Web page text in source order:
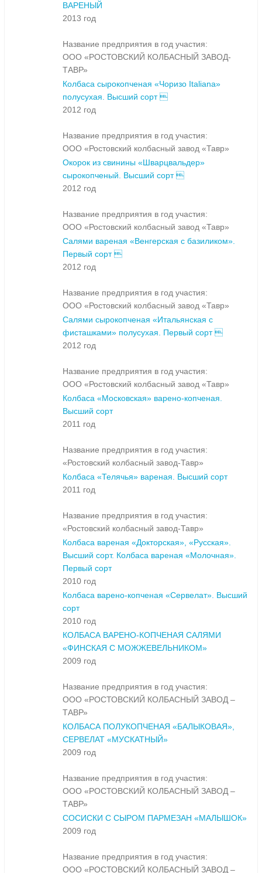
ВАРЕНЫЙ
2013 год
Название предприятия в год участия:
ООО «РОСТОВСКИЙ КОЛБАСНЫЙ ЗАВОД-
ТАВР»
Колбаса сырокопченая «Чоризо Italiana»
полусухая. Высший сорт 
2012 год
Название предприятия в год участия:
ООО «Ростовский колбасный завод «Тавр»
Окорок из свинины «Шварцвальдер»
сырокопченый. Высший сорт 
2012 год
Название предприятия в год участия:
ООО «Ростовский колбасный завод «Тавр»
Салями вареная «Венгерская с базиликом».
Первый сорт 
2012 год
Название предприятия в год участия:
ООО «Ростовский колбасный завод «Тавр»
Салями сырокопченая «Итальянская с
фисташками» полусухая. Первый сорт 
2012 год
Название предприятия в год участия:
ООО «Ростовский колбасный завод «Тавр»
Колбаса «Московская» варено-копченая.
Высший сорт
2011 год
Название предприятия в год участия:
«Ростовский колбасный завод-Тавр»
Колбаса «Телячья» вареная. Высший сорт
2011 год
Название предприятия в год участия:
«Ростовский колбасный завод-Тавр»
Колбаса вареная «Докторская», «Русская».
Высший сорт. Колбаса вареная «Молочная».
Первый сорт
2010 год
Колбаса варено-копченая «Сервелат». Высший
сорт
2010 год
КОЛБАСА ВАРЕНО-КОПЧЕНАЯ САЛЯМИ
«ФИНСКАЯ С МОЖЖЕВЕЛЬНИКОМ»
2009 год
Название предприятия в год участия:
ООО «РОСТОВСКИЙ КОЛБАСНЫЙ ЗАВОД –
ТАВР»
КОЛБАСА ПОЛУКОПЧЕНАЯ «БАЛЫКОВАЯ»,
СЕРВЕЛАТ «МУСКАТНЫЙ»
2009 год
Название предприятия в год участия:
ООО «РОСТОВСКИЙ КОЛБАСНЫЙ ЗАВОД –
ТАВР»
СОСИСКИ С СЫРОМ ПАРМЕЗАН «МАЛЫШОК»
2009 год
Название предприятия в год участия:
ООО «РОСТОВСКИЙ КОЛБАСНЫЙ ЗАВОД –